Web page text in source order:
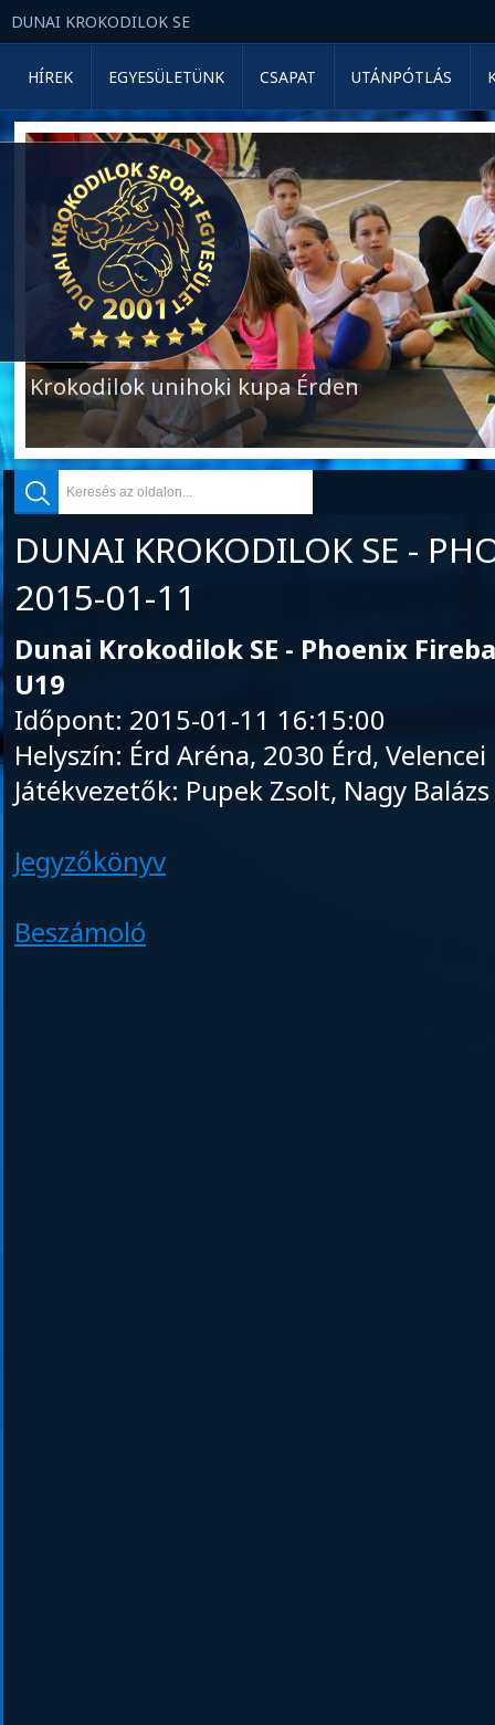
DUNAI KROKODILOK SE
HÍREK EGYESÜLETÜNK CSAPAT UTÁNPÓTLÁS
Krokodilok unihoki kupa Érden
DUNAI KROKODILOK SE -
2015-01-11
Dunai Krokodilok SE - Phoenix
U19
Időpont: 2015-01-11 16:15:00
Helyszín: Érd Aréna, 2030 Érd,
Játékvezetők: Pupek Zsolt, Nagy Balázs
Jegyzőkönyv
Beszámoló